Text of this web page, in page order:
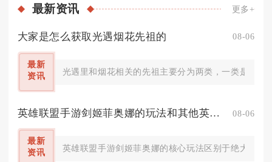
最新资讯 更多+
大家是怎么获取光遇烟花先祖的 08-06
最新
资讯
光遇里和烟花相关的先祖主要分为两类，一类是常
英雄联盟手游剑姬菲奥娜的玩法和其他英雄有何不同 08-06
最新
资讯
英雄联盟手游剑姬菲奥娜的核心玩法区别于绝大多